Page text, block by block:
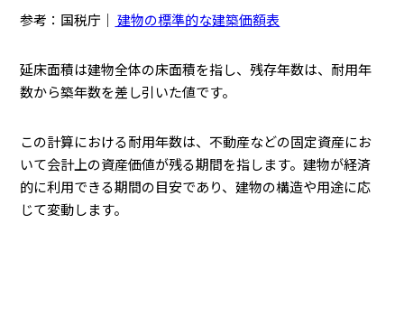
参考：国税庁｜ 建物の標準的な建築価額表
延床面積は建物全体の床面積を指し、残存年数は、耐用年
数から築年数を差し引いた値です。
この計算における耐用年数は、不動産などの固定資産にお
いて会計上の資産価値が残る期間を指します。建物が経済
的に利用できる期間の目安であり、建物の構造や用途に応
じて変動します。